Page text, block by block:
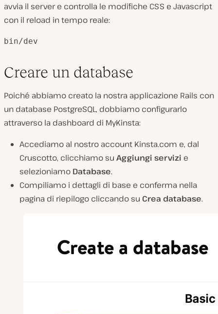
avvia il server e controlla le modifiche CSS e Javascript
con il reload in tempo reale:
bin/dev
Creare un database
Poiché abbiamo creato la nostra applicazione Rails con
un database PostgreSQL, dobbiamo configurarlo
attraverso la dashboard di MyKinsta:
Accediamo al nostro account Kinsta.com e, dal
Cruscotto, clicchiamo su Aggiungi servizi e
selezioniamo Database.
Compiliamo i dettagli di base e conferma nella
pagina di riepilogo cliccando su Crea database.